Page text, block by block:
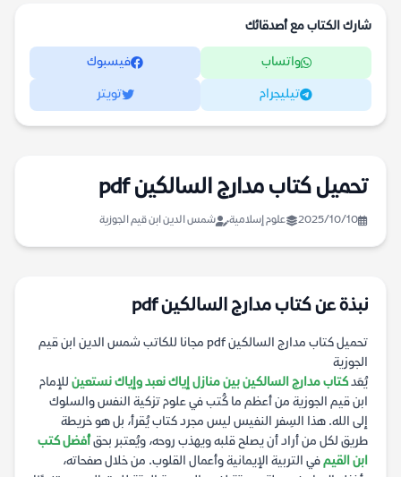
شارك الكتاب مع أصدقائك
واتساب فيسبوك
تيليجرام تويتر
تحميل كتاب مدارج السالكين pdf
2025/10/10 علوم إسلامية شمس الدين ابن قيم الجوزية
نبذة عن كتاب مدارج السالكين pdf
تحميل كتاب مدارج السالكين pdf مجانا للكاتب شمس الدين ابن قيم
الجوزية
يُعَدكتاب مدارج السالكين بين منازل إياك نعبد وإياك نستعين للإمام
ابن قيم الجوزية من أعظم ما كُتب في علوم تزكية النفس والسلوك
إلى الله. هذا السِفر النفيس ليس مجرد كتاب يُقرأ، بل هو خريطة
طريق لكل من أراد أن يصلح قلبه ويهذب روحه، ويُعتبر بحقأفضل كتب
ابن القيمفي التربية الإيمانية وأعمال القلوب. من خلال صفحاته،